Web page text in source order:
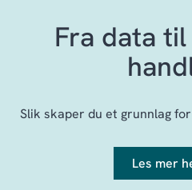
Fra data
Slik skaper du et grunnlag
Les mer